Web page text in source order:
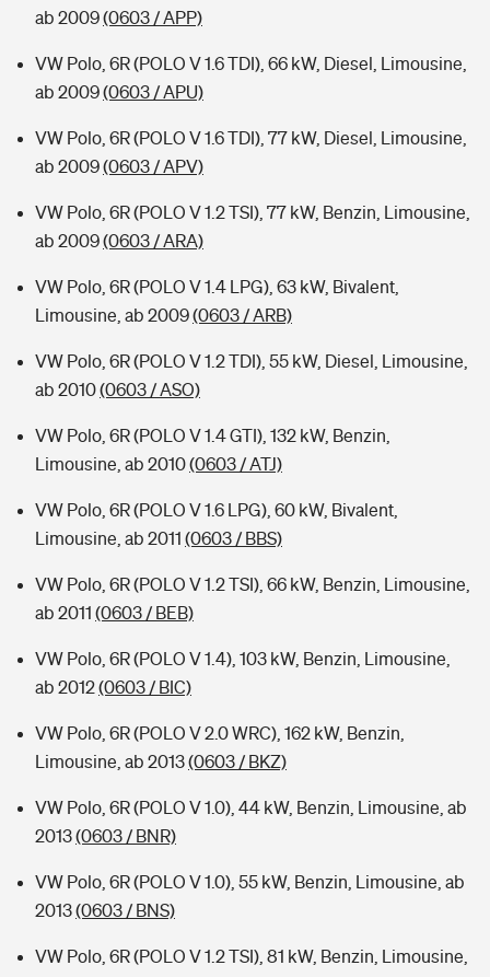
ab 2009(0603 / APP)
VW Polo, 6R (POLO V 1.6 TDI), 66 kW, Diesel, Limousine,
ab 2009(0603 / APU)
VW Polo, 6R (POLO V 1.6 TDI), 77 kW, Diesel, Limousine,
ab 2009(0603 / APV)
VW Polo, 6R (POLO V 1.2 TSI), 77 kW, Benzin, Limousine,
ab 2009(0603 / ARA)
VW Polo, 6R (POLO V 1.4 LPG), 63 kW, Bivalent,
Limousine, ab 2009(0603 / ARB)
VW Polo, 6R (POLO V 1.2 TDI), 55 kW, Diesel, Limousine,
ab 2010(0603 / ASO)
VW Polo, 6R (POLO V 1.4 GTI), 132 kW, Benzin,
Limousine, ab 2010(0603 / ATJ)
VW Polo, 6R (POLO V 1.6 LPG), 60 kW, Bivalent,
Limousine, ab 2011 (0603 / BBS)
VW Polo, 6R (POLO V 1.2 TSI), 66 kW, Benzin, Limousine,
ab 2011 (0603 / BEB)
VW Polo, 6R (POLO V 1.4), 103 kW, Benzin, Limousine,
ab 2012(0603 / BIC)
VW Polo, 6R (POLO V 2.0 WRC), 162 kW, Benzin,
Limousine, ab 2013(0603 / BKZ)
VW Polo, 6R (POLO V 1.0), 44 kW, Benzin, Limousine, ab
2013(0603 / BNR)
VW Polo, 6R (POLO V 1.0), 55 kW, Benzin, Limousine, ab
2013(0603 / BNS)
VW Polo, 6R (POLO V 1.2 TSI), 81 kW, Benzin, Limousine,